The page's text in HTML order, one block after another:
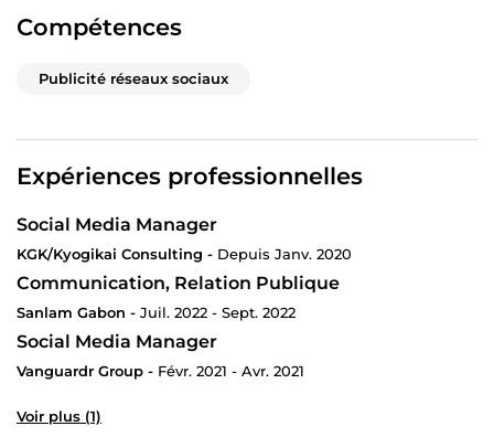
Compétences
Publicité réseaux sociaux
Expériences professionnelles
Social Media Manager
KGK/Kyogikai Consulting - Depuis Janv. 2020
Communication, Relation Publique
Sanlam Gabon - Juil. 2022 - Sept. 2022
Social Media Manager
Vanguardr Group - Févr. 2021 - Avr. 2021
Voir plus (1)